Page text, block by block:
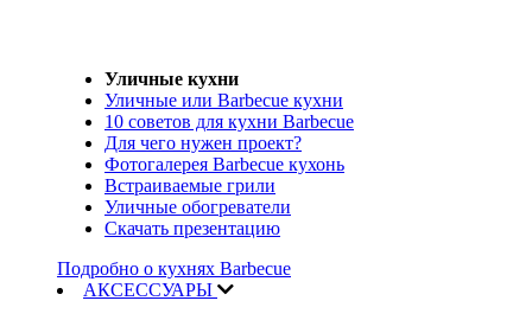
Уличные кухни
Уличные или Barbecue кухни
10 советов для кухни Barbecue
Для чего нужен проект?
Фотогалерея Barbecue кухонь
Встраиваемые грили
Уличные обогреватели
Скачать презентацию
Подробно о кухнях Barbecue
АКСЕССУАРЫ